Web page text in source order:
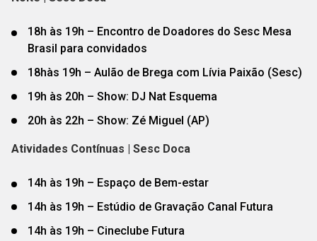
18h às 19h – Encontro de Doadores do Sesc Mesa
Brasil para convidados
18hàs 19h – Aulão de Brega com Lívia Paixão (Sesc)
19h às 20h – Show: DJ Nat Esquema
20h às 22h – Show: Zé Miguel (AP)
Atividades Contínuas | Sesc Doca
14h às 19h – Espaço de Bem-estar
14h às 19h – Estúdio de Gravação Canal Futura
14h às 19h – Cineclube Futura